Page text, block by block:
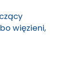
więzieni,